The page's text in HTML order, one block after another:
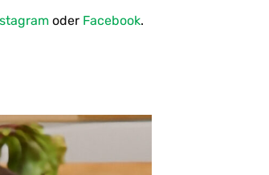
oder Facebook.